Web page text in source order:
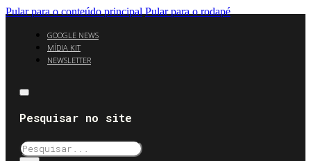
Pular para o conteúdo principal Pular para o rodapé
GOOGLE NEWS
MÍDIA KIT
NEWSLETTER
Pesquisar no site
Pesquisar